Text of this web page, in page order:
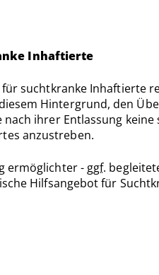
Inhaftierte
suchtkranke Inhaftierte
Hintergrund, den
ihrer Entlassung
anzustreben.
ermöglichter - ggf.
Hilfsangebot für